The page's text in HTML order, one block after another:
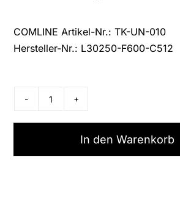
COMLINE Artikel-Nr.: TK-UN-010
Hersteller-Nr.: L30250-F600-C512
Mitel
OpenScape DECT
Phone S6
-
In den Warenkorb